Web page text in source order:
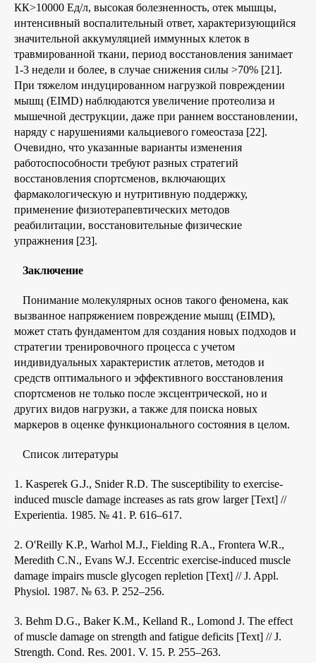
КК>10000 Ед/л, высокая болезненность, отек мышцы,
интенсивный воспалительный ответ, характеризующийся
значительной аккумуляцией иммунных клеток в
травмированной ткани, период восстановления занимает
1-3 недели и более, в случае снижения силы >70% [21].
При тяжелом индуцированном нагрузкой повреждении
мышц (EIMD) наблюдаются увеличение протеолиза и
мышечной деструкции, даже при раннем восстановлении,
наряду с нарушениями кальциевого гомеостаза [22].
Очевидно, что указанные варианты изменения
работоспособности требуют разных стратегий
восстановления спортсменов, включающих
фармакологическую и нутритивную поддержку,
применение физиотерапевтических методов
реабилитации, восстановительные физические
упражнения [23].
Заключение
Понимание молекулярных основ такого феномена, как
вызванное напряжением повреждение мышц (EIMD),
может стать фундаментом для создания новых подходов и
стратегии тренировочного процесса с учетом
индивидуальных характеристик атлетов, методов и
средств оптимального и эффективного восстановления
спортсменов не только после эксцентрической, но и
других видов нагрузки, а также для поиска новых
маркеров в оценке функционального состояния в целом.
Список литературы
1. Kasperek G.J., Snider R.D. The susceptibility to exercise-
induced muscle damage increases as rats grow larger [Text] //
Experientia. 1985. № 41. P. 616–617.
2. O'Reilly K.P., Warhol M.J., Fielding R.A., Frontera W.R.,
Meredith C.N., Evans W.J. Eccentric exercise-induced muscle
damage impairs muscle glycogen repletion [Text] // J. Appl.
Physiol. 1987. № 63. P. 252–256.
3. Behm D.G., Baker K.M., Kelland R., Lomond J. The effect
of muscle damage on strength and fatigue deficits [Text] // J.
Strength. Cond. Res. 2001. V. 15. P. 255–263.